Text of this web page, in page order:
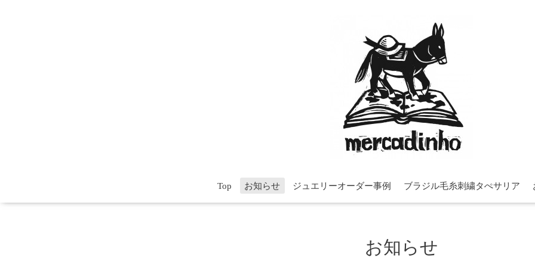
Top お知らせ ジュエリーオーダー事例 ブラジル毛糸刺繍タぺサリア
お知らせ